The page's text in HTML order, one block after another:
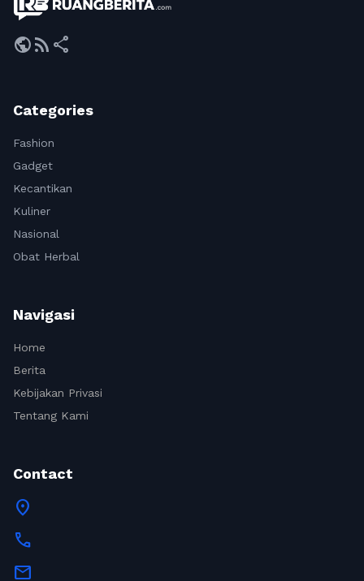
publicrss_feed share
Categories
Fashion
Gadget
Kecantikan
Kuliner
Nasional
Obat Herbal
Navigasi
Home
Berita
Kebijakan Privasi
Tentang Kami
Contact
location_on
call
mail